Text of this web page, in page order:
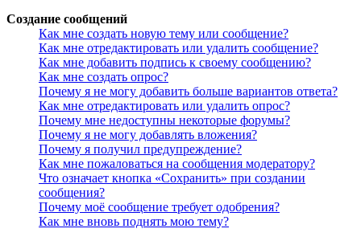
Создание сообщений
Как мне создать новую тему или сообщение?
Как мне отредактировать или удалить сообщение?
Как мне добавить подпись к своему сообщению?
Как мне создать опрос?
Почему я не могу добавить больше вариантов ответа?
Как мне отредактировать или удалить опрос?
Почему мне недоступны некоторые форумы?
Почему я не могу добавлять вложения?
Почему я получил предупреждение?
Как мне пожаловаться на сообщения модератору?
Что означает кнопка «Сохранить» при создании
сообщения?
Почему моё сообщение требует одобрения?
Как мне вновь поднять мою тему?